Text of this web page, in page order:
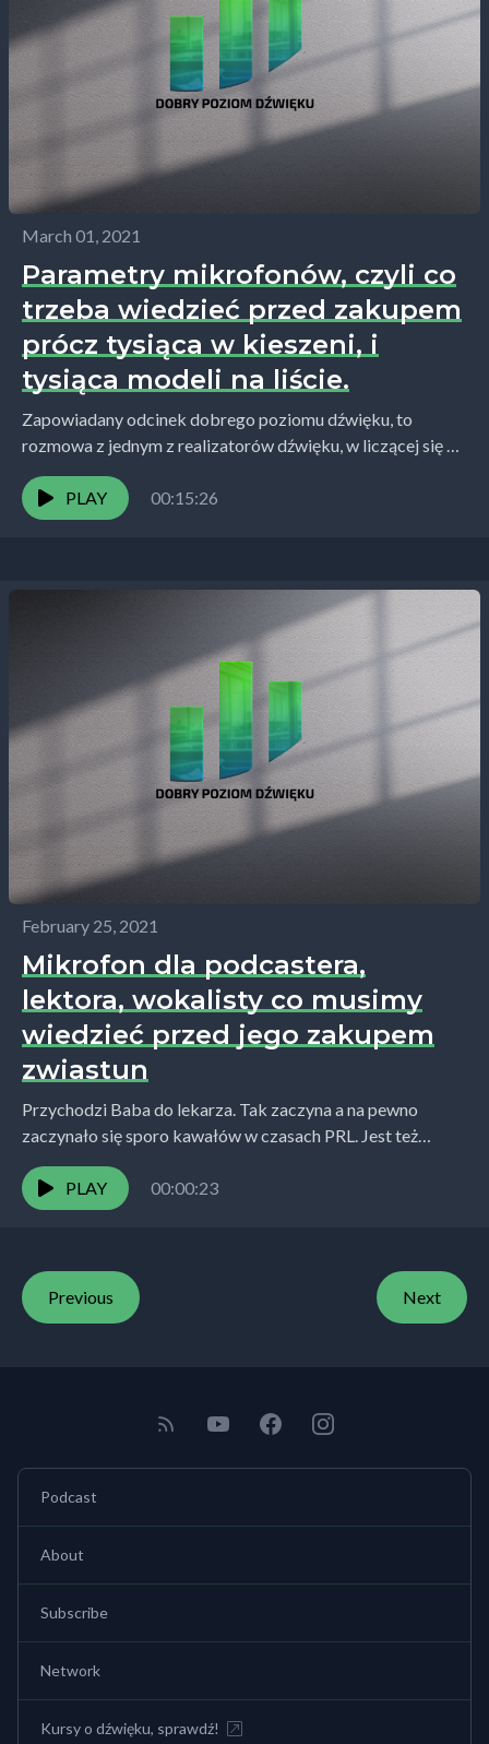
March 01, 2021
Parametry mikrofonów, czyli co
trzeba wiedzieć przed zakupem
prócz tysiąca w kieszeni, i
tysiąca modeli na liście.
Zapowiadany odcinek dobrego poziomu dźwięku, to
rozmowa z jednym z realizatorów dźwięku, w liczącej się na
rynku firmie audiobooków. Zwyczajnie poprosiłem go o
kilka...PLAY 00:15:26
February 25, 2021
Mikrofon dla podcastera,
lektora, wokalisty co musimy
wiedzieć przed jego zakupem
zwiastun
Przychodzi Baba do lekarza. Tak zaczyna a na pewno
zaczynało się sporo kawałów w czasach PRL. Jest też
PLAY
00:00:23
Previous Next
Podcast
About
Subscribe
Network
Kursy o dźwięku, sprawdź!